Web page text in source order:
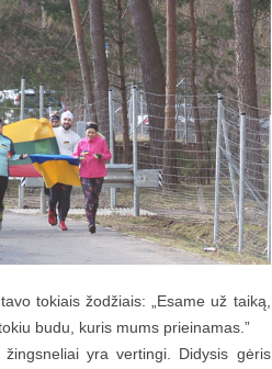
tokiais žodžiais: „Esame už taiką,
budu, kuris mums prieinamas.”
yra vertingi. Didysis gėris